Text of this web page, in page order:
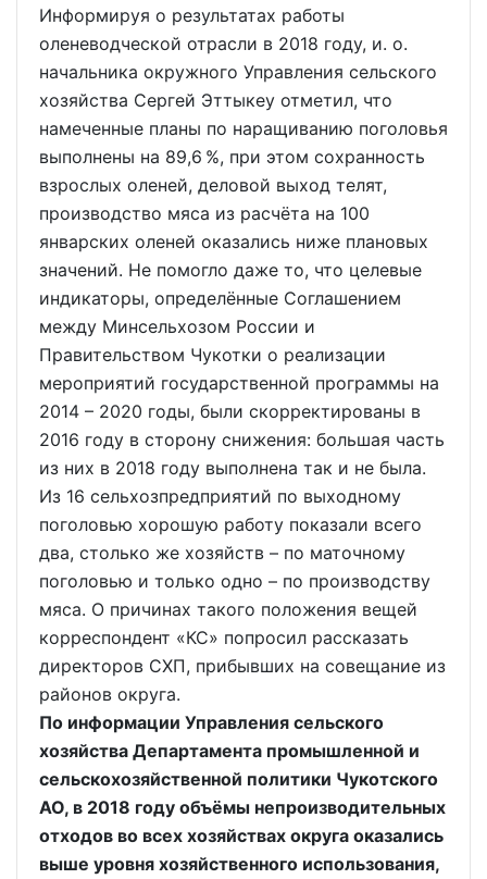
Информируя о результатах работы
оленеводческой отрасли в 2018 году, и. о.
начальника окружного Управления сельского
хозяйства Сергей Эттыкеу отметил, что
намеченные планы по наращиванию поголовья
выполнены на 89,6 %, при этом сохранность
взрослых оленей, деловой выход телят,
производство мяса из расчёта на 100
январских оленей оказались ниже плановых
значений. Не помогло даже то, что целевые
индикаторы, определённые Соглашением
между Минсельхозом России и
Правительством Чукотки о реализации
мероприятий государственной программы на
2014 – 2020 годы, были скорректированы в
2016 году в сторону снижения: большая часть
из них в 2018 году выполнена так и не была.
Из 16 сельхозпредприятий по выходному
поголовью хорошую работу показали всего
два, столько же хозяйств – по маточному
поголовью и только одно – по производству
мяса. О причинах такого положения вещей
корреспондент «КС» попросил рассказать
директоров СХП, прибывших на совещание из
районов округа.
По информации Управления сельского
хозяйства Департамента промышленной и
сельскохозяйственной политики Чукотского
АО, в 2018 году объёмы непроизводительных
отходов во всех хозяйствах округа оказались
выше уровня хозяйственного использования,